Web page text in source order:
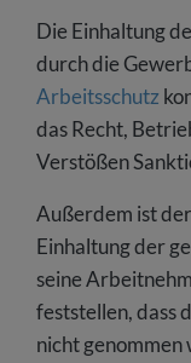
Die Einhaltung
durch die
Arbeitsschutz
das Recht,
Verstößen
Außerdem ist
Einhaltung der
seine
feststellen, dass
nicht genommen